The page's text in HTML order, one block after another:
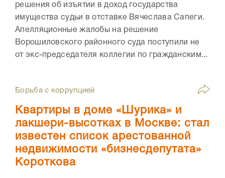
решения об изъятии в доход государства
имущества судьи в отставке Вячеслава Сапеги.
Апелляционные жалобы на решение
Ворошиловского районного суда поступили не
от экс-председателя коллегии по гражданским...
Борьба с коррупцией
Квартиры в доме «Шурика» и
лакшери-высотках в Москве: стал
известен список арестованной
недвижимости «бизнесдепутата»
Короткова